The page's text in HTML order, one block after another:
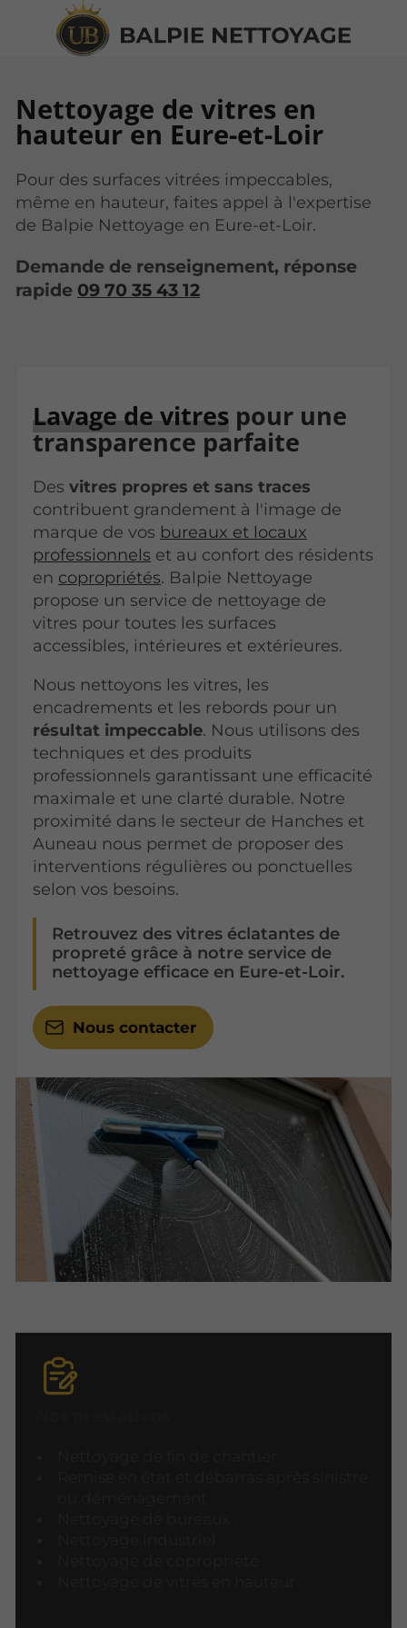
Nettoyage de vitres en
hauteur en Eure-et-Loir
Pour des surfaces vitrées impeccables,
même en hauteur, faites appel à l'expertise
de Balpie Nettoyage en Eure-et-Loir.
Demande de renseignement, réponse
rapide 09 70 35 43 12
Lavage de vitres pour une
transparence parfaite
Desvitres propres et sans traces
contribuent grandement à l'image de
marque de vos bureaux et locaux
professionnels et au confort des résidents
en copropriétés. Balpie Nettoyage
propose un service de nettoyage de
vitres pour toutes les surfaces
accessibles, intérieures et extérieures.
Nous nettoyons les vitres, les
encadrements et les rebords pour un
résultat impeccable. Nous utilisons des
techniques et des produits
professionnels garantissant une efficacité
maximale et une clarté durable. Notre
proximité dans le secteur de Hanches et
Auneau nous permet de proposer des
interventions régulières ou ponctuelles
selon vos besoins.
Retrouvez des vitres éclatantes de
propreté grâce à notre service de
nettoyage efficace en Eure-et-Loir.
Nous contacter